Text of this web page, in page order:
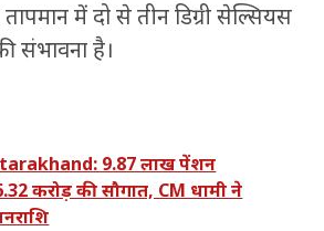
में दो से तीन डिग्री सेल्सियस
संभावना है।
9.87 लाख पेंशन
करोड़ की सौगात, CM धामी ने